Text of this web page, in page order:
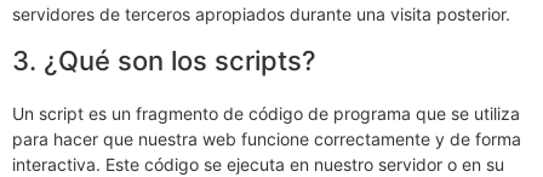
servidores de terceros apropiados durante una visita posterior.
3. ¿Qué son los scripts?
Un script es un fragmento de código de programa que se utiliza
para hacer que nuestra web funcione correctamente y de forma
interactiva. Este código se ejecuta en nuestro servidor o en su